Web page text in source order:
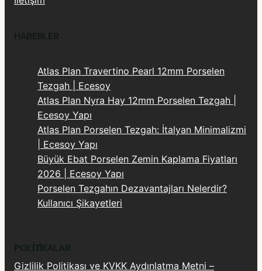
HABERLER
Atlas Plan Travertino Pearl 12mm Porselen
Tezgah | Ecesoy
Atlas Plan Nyra Hay 12mm Porselen Tezgah |
Ecesoy Yapı
Atlas Plan Porselen Tezgah: İtalyan Minimalizmi
| Ecesoy Yapı
Büyük Ebat Porselen Zemin Kaplama Fiyatları
2026 | Ecesoy Yapı
Porselen Tezgahın Dezavantajları Nelerdir?
Kullanıcı Şikayetleri
POLITIKALAR
Gizlilik Politikası ve KVKK Aydınlatma Metni –